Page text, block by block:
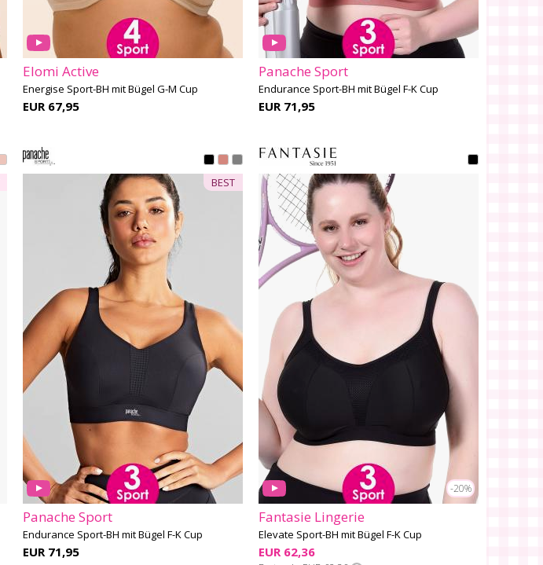
Elomi Active
Energise Sport-BH mit Bügel G-M Cup
EUR 67,95
Panache Sport
Endurance Sport-BH mit Bügel F-K Cup
EUR 71,95
BEST
Panache Sport
Endurance Sport-BH mit Bügel F-K Cup
EUR 71,95
-20%
Fantasie Lingerie
Elevate Sport-BH mit Bügel F-K Cup
EUR 62,36